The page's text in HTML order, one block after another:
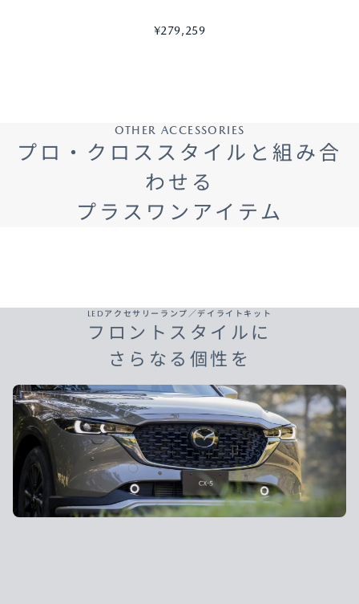
¥279,259
OTHER ACCESSORIES
プロ・クロススタイルと組み合
わせる
プラスワンアイテム
LEDアクセサリーランプ／デイライトキット
フロントスタイルに
さらなる個性を